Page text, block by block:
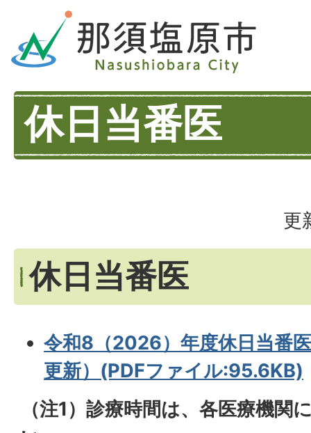
休日当番医
更
休日当番医
令和8（2026）年度休日当番
更新）(PDFファイル:95.6KB)
（注1）診療時間は、各医療機関